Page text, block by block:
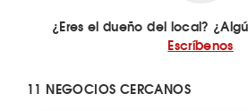
¿Eres el dueño del local?
Escríbenos
11 NEGOCIOS CERCANOS